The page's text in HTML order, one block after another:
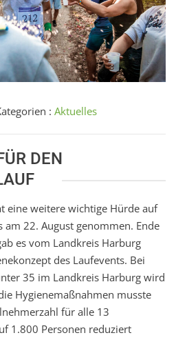
: Aktuelles
DEN
eine weitere wichtige Hürde auf
am 22. August genommen. Ende
es vom Landkreis Harburg
des Laufevents. Bei
35 im Landkreis Harburg wird
Hygienemaßnahmen musste
für alle 13
1.800 Personen reduziert